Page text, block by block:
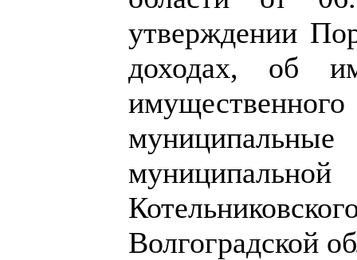
утверждении
доходах, об
Волгоградской